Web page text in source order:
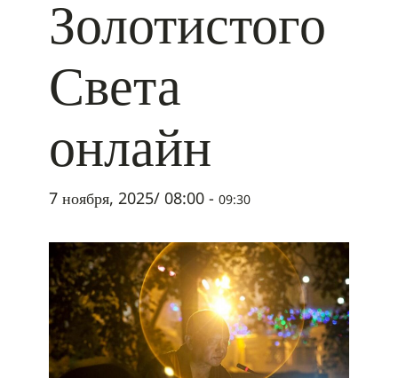
Золотистого
Света
онлайн
7 ноября, 2025/ 08:00 - 09:30